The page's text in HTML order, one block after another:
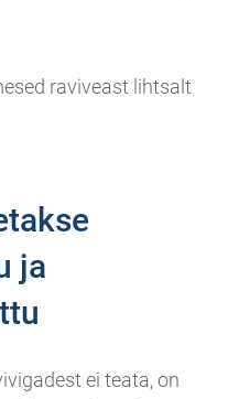
raviveast lihtsalt
ja
ei teata, on